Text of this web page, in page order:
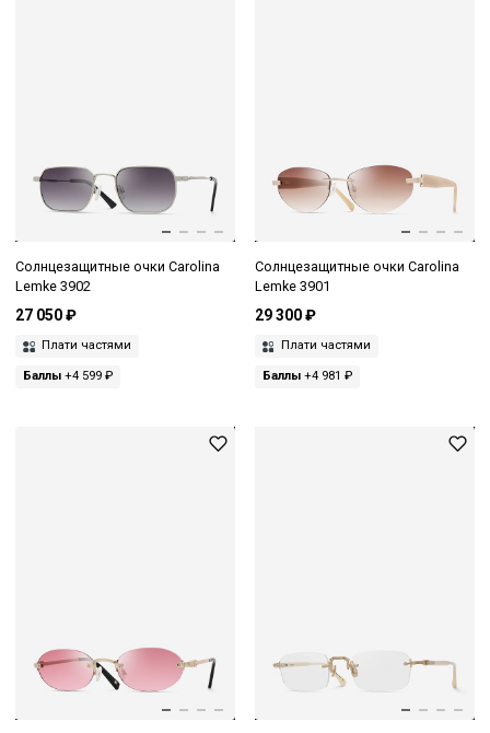
Солнцезащитные очки Carolina
Lemke 3902
27 050 ₽
Плати частями
Баллы +4 599 ₽
Солнцезащитные очки Carolina
Lemke 3901
29 300 ₽
Плати частями
Баллы+4 981 ₽